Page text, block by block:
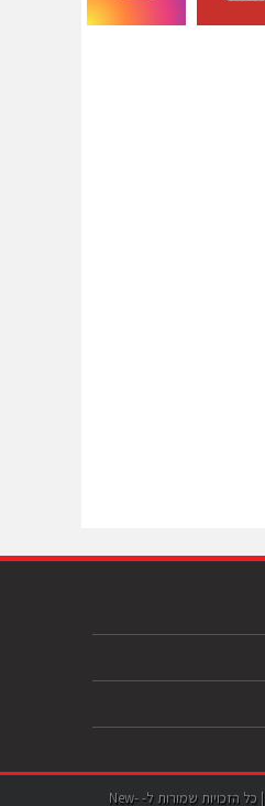
New-Tech Magazine | כל הזכויות שמורות ל- New-